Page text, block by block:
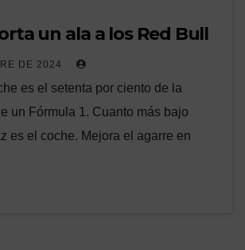
un ala a los Red Bull
DE 2024
es el setenta por ciento de la
un Fórmula 1. Cuanto más bajo
es el coche. Mejora el agarre en